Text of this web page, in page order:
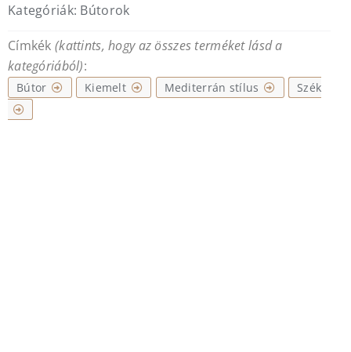
Kategóriák: Bútorok
Címkék (kattints, hogy az összes terméket lásd a
kategóriából):
Bútor Kiemelt Mediterrán stílus Szék